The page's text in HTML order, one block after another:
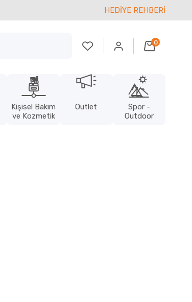
HEDİYE REHBERİ
0
Kişisel Bakım
ve Kozmetik
Outlet
Spor -
Outdoor